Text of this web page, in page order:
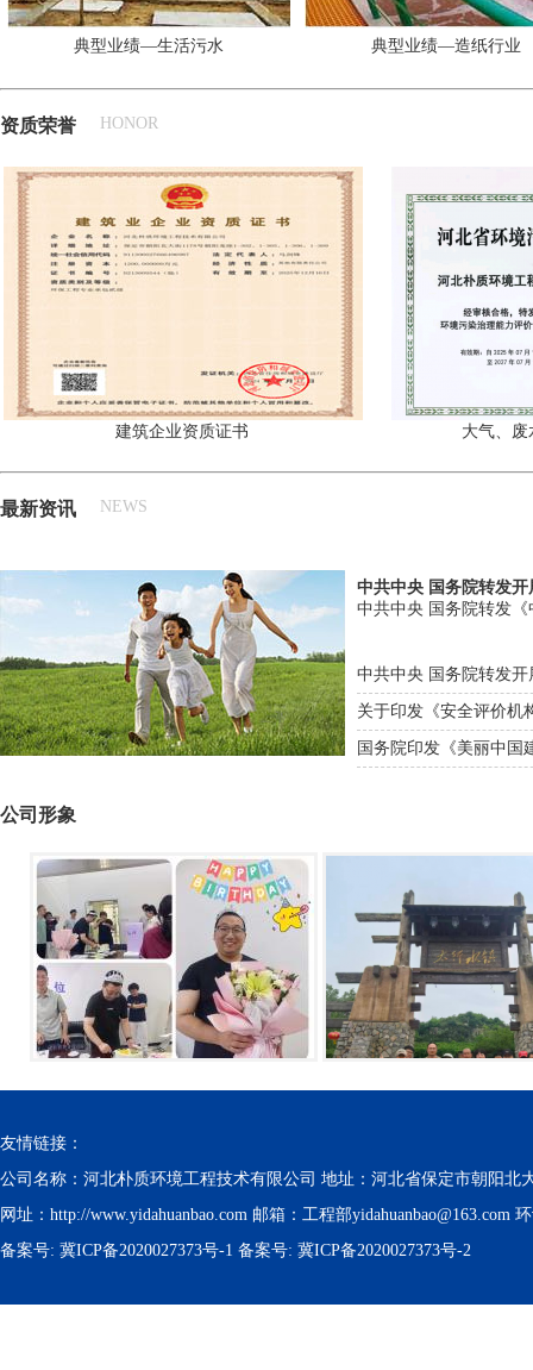
典型业绩—生活污水 典型业绩—造纸行业
资质荣誉 HONOR
建筑企业资质证书 大气、
最新资讯 NEWS
中共中央 国务院转发
中共中央 国务院转发
中共中央 国务院转发
关于印发《安全评价机
国务院印发《美丽中国
公司形象
友情链接：
公司名称：河北朴质环境工程技术有限公司 地址：河北省保定市朝阳北
网址：http://www.yidahuanbao.com 邮箱：工程部yidahuanbao@163.com
备案号: 冀ICP备2020027373号-1 备案号: 冀ICP备2020027373号-2